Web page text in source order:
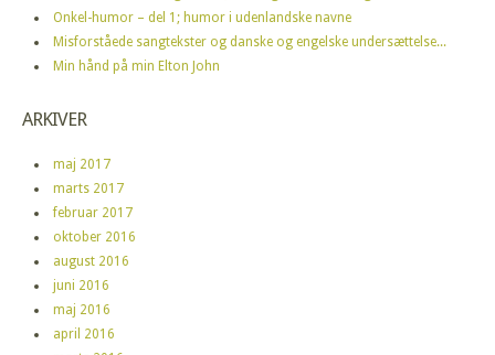
Onkel-humor – del 1; humor i udenlandske navne
Misforståede sangtekster og danske og engelske undersættelse...
Min hånd på min Elton John
ARKIVER
maj 2017
marts 2017
februar 2017
oktober 2016
august 2016
juni 2016
maj 2016
april 2016